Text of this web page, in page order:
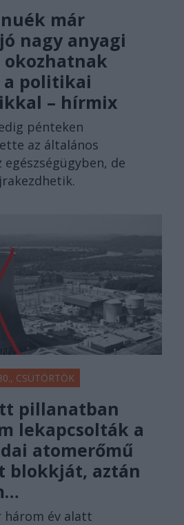
már
nagy anyagi
politikai
– hírmix
pénteken
az általános
de
CSÜTÖRTÖK
pillanatban
lekapcsolták a
atomerőmű
blokkját, aztán
három év alatt